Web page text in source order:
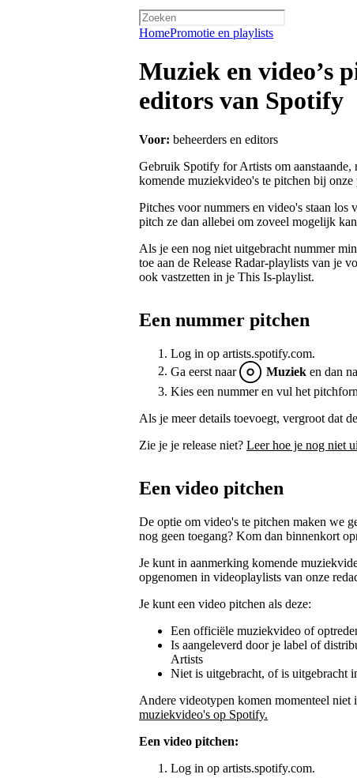
HomePromotie en playlists
Muziek en video’s
editors van Spotify
Voor: beheerders en editors
Gebruik Spotify for Artists om
komende muziekvideo's te pitchen bij onze
Pitches voor nummers en video's staan los
pitch ze dan allebei om zoveel mogelijk
Als je een nog niet uitgebracht nummer
toe aan de Release Radar-playlists van je
ook vastzetten in je This Is-playlist.
Een nummer pitchen
Log in op artists.spotify.com.
Ga eerst naar
Muziek en dan
Kies een nummer en vul het
Als je meer details toevoegt, vergroot dat
Zie je je release niet? Leer hoe je nog niet
Een video pitchen
De optie om video's te pitchen maken we
nog geen toegang? Kom dan binnenkort
Je kunt in aanmerking komende
opgenomen in videoplaylists van onze
Je kunt een video pitchen als deze:
Een officiële muziekvideo of
Is aangeleverd door je label of
Artists
Niet is uitgebracht, of is uitgebracht
Andere videotypen komen momenteel niet
muziekvideo's op Spotify.
Een video pitchen:
Log in op artists.spotify.com.